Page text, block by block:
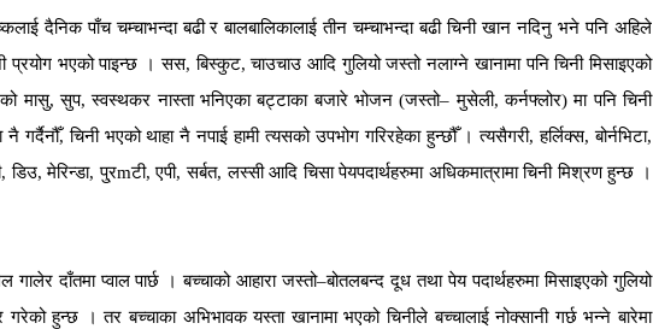
दैनिक पाँच चम्चाभन्दा बढी र बालबालिकालाई तीन चम्चाभन्दा बढी चिनी खान नदिनु भने पनि अहिले
प्रयोग भएको पाइन्छ । सस, बिस्कुट, चाउचाउ आदि गुलियो जस्तो नलाग्ने खानामा पनि चिनी मिसाइएको
मासु, सुप, स्वस्थकर नास्ता भनिएका बट्टाका बजारे भोजन (जस्तो– मुसेली, कर्नफ्लोर) मा पनि चिनी
गर्दैनौँ, चिनी भएको थाहा नै नपाई हामी त्यसको उपभोग गरिरहेका हुन्छौँ । त्यसैगरी, हर्लिक्स, बोर्नभिटा,
मेरिन्डा, पु्रmटी, एपी, सर्बत, लस्सी आदि चिसा पेयपदार्थहरुमा अधिकमात्रामा चिनी मिश्रण हुन्छ ।
दाँतमा प्वाल पार्छ । बच्चाको आहारा जस्तो–बोतलबन्द दूध तथा पेय पदार्थहरुमा मिसाइएको गुलियो
हुन्छ । तर बच्चाका अभिभावक यस्ता खानामा भएको चिनीले बच्चालाई नोक्सानी गर्छ भन्ने बारेमा